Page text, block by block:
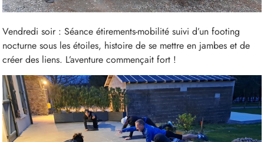
Vendredi soir : Séance étirements-mobilité suivi d’un footing
nocturne sous les étoiles, histoire de se mettre en jambes et de
créer des liens. L’aventure commençait fort !